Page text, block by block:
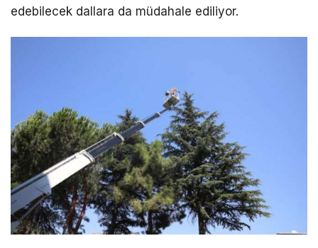
edebilecek dallara da müdahale ediliyor.